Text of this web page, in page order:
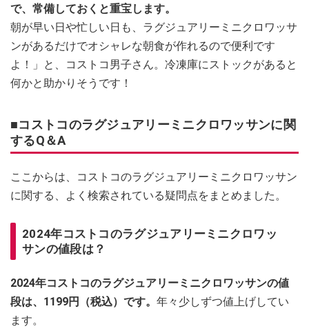
で、常備しておくと重宝します。
朝が早い日や忙しい日も、ラグジュアリーミニクロワッサ
ンがあるだけでオシャレな朝食が作れるので便利です
よ！」と、コストコ男子さん。冷凍庫にストックがあると
何かと助かりそうです！
■コストコのラグジュアリーミニクロワッサンに関
するQ＆A
ここからは、コストコのラグジュアリーミニクロワッサン
に関する、よく検索されている疑問点をまとめました。
2024年コストコのラグジュアリーミニクロワッ
サンの値段は？
2024年コストコのラグジュアリーミニクロワッサンの値
段は、1199円（税込）です。 年々少しずつ値上げしてい
ます。